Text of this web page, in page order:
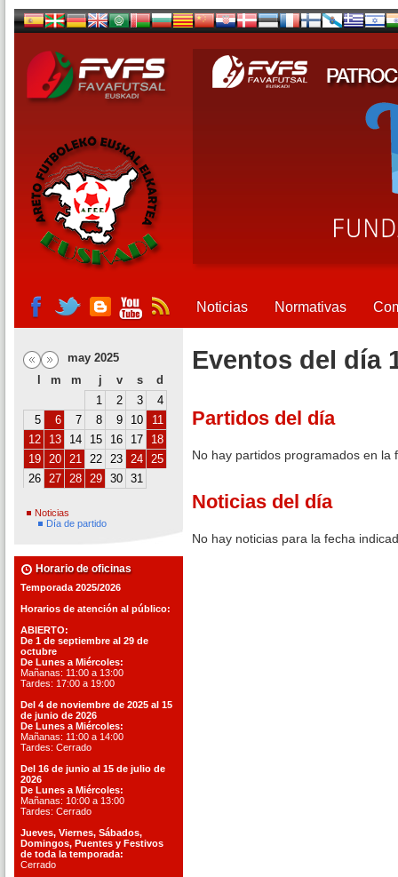
Noticias Normativas
may 2025
m m j v s
d
1
2 3
4
5
6 7 8 9 10
11
12
13 14 15 16 17
18
19 20 21 22 23 24 25
26 27 28 29 30 31
Noticias
Día de partido
Horario de oficinas
Temporada 2025/2026
Horarios de atención al público:
ABIERTO:
De 1 de septiembre al 29 de
octubre
De Lunes a Miércoles:
Mañanas: 11:00 a 13:00
Tardes: 17:00 a 19:00
Del 4 de noviembre de 2025 al 15
de junio de 2026
De Lunes a Miércoles:
Mañanas: 11:00 a 14:00
Tardes: Cerrado
Del 16 de junio al 15 de julio de
2026
De Lunes a Miércoles:
Mañanas: 10:00 a 13:00
Tardes: Cerrado
Jueves, Viernes, Sábados,
Domingos, Puentes y Festivos
de toda la temporada:
Cerrado
Eventos del día
Partidos del día
No hay partidos programados en la
Noticias del día
No hay noticias para la fecha